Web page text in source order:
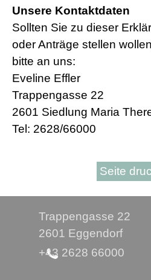
Unsere Kontaktdaten
Sollten Sie zu dieser
oder Anträge stellen
bitte an uns:
Eveline Effler
Trappengasse 22
2601 Siedlung Maria
Tel: 2628/66000
Seite
Trappengasse 22
2601 Eggendorf
+43 2628 66000